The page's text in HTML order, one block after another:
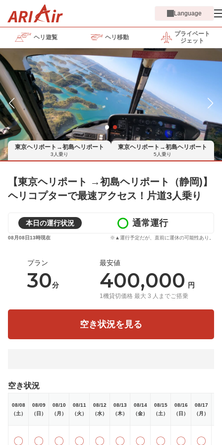
Language
ヘリ遊覧 ヘリ移動
プライベート
ジェット
東京ヘリポート→初島ヘリポート
3人乗り
東京ヘリポート→初島ヘリポート
5人乗り
【東京ヘリポート →初島ヘリポート（静岡)】
ヘリコプターで最速アクセス！片道3人乗り
本日の運行状況 通常運行
08月08日13時現在 ※▲運行予定だが、直前に運休の可能性あり。
空き状況
08/08
（土）
08/09
（日）
08/10
（月）
08/11
（火）
08/12
（水）
08/13
（木）
08/14
（金）
08/15
（土）
08/16
（日）
08/17
（月）
〇 〇 〇 〇 〇 〇 〇 〇 〇 〇
プラン
30分
最安値
400,000 円
1機貸切価格 最大 3 人までご搭乗
空き状況を見る